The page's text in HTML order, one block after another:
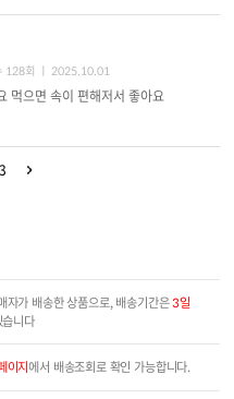
128회 ㅣ 2025.10.01
가족 상비약으로 구매해요 먹으면 속이 편해저서 좋아요
3
자가 배송한 상품으로, 배송기간은3일
니다
이지에서 배송조회로 확인 가능합니다.